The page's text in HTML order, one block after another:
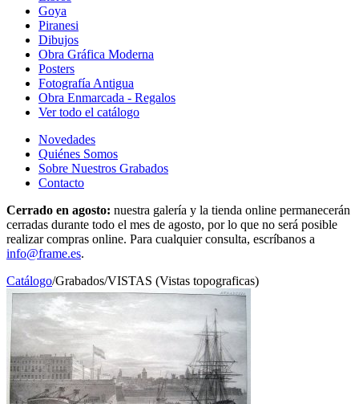
Goya
Piranesi
Dibujos
Obra Gráfica Moderna
Posters
Fotografía Antigua
Obra Enmarcada - Regalos
Ver todo el catálogo
Novedades
Quiénes Somos
Sobre Nuestros Grabados
Contacto
Cerrado en agosto: nuestra galería y la tienda online permanecerán
cerradas durante todo el mes de agosto, por lo que no será posible
realizar compras online. Para cualquier consulta, escríbanos a
info@frame.es.
Catálogo/Grabados/VISTAS (Vistas topograficas)